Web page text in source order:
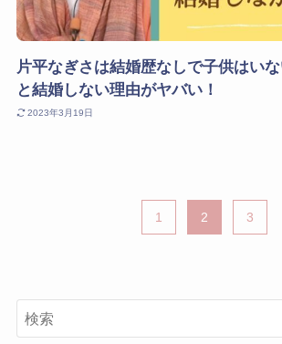
片平なぎさは結婚歴なしで子供はい
と結婚しない理由がヤバい！
2023年3月19日
1 2 3